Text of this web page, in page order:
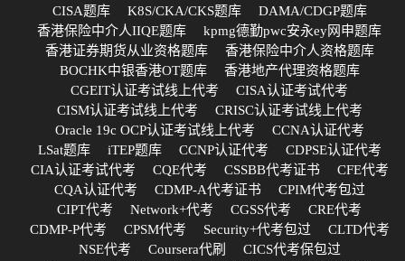
CISA题库
K8S/CKA/CKS题库
DAMA/CDGP题库
香港保险中介人IIQE题库
kpmg德勤pwc安永ey网申题库
香港证券期货从业资格题库
香港保险中介人资格题库
BOCHK中银香港OT题库
香港地产代理资格题库
CGEIT认证考试线上代考
CISA认证考试代考
CISM认证考试线上代考
CRISC认证考试线上代考
Oracle 19c OCP认证考试线上代考
CCNA认证代考
LSat题库
iTEP题库 CCNP认证代考
CDPSE认证代考
CIA认证考试代考
CQE代考 CSSBB代考证书
CFE代考
CQA认证代考
CDMP-A代考证书
CPIM代考包过
CIPT代考
Network+代考 CGSS代考
CRE代考
CDMP-P代考
CPSM代考 Security+代考包过
CLTD代考
NSE代考
Coursera代刷
CICS代考保包过